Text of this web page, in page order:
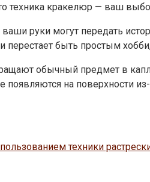
техника кракелюр — ваш
руки могут передать
перестает быть простым
обычный предмет в
на поверхности
техники